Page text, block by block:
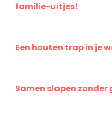
familie-uitjes!
Een houten trap in je
Samen slapen zonder